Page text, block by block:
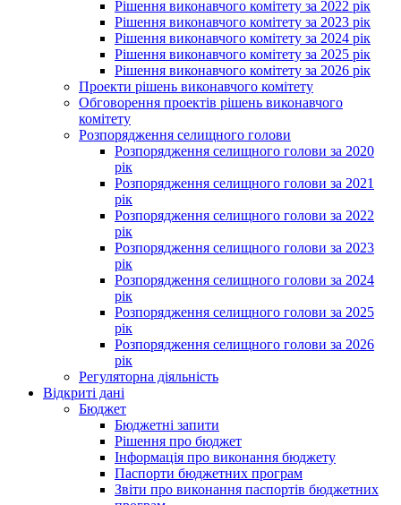
Рішення виконавчого комітету за 2022 рік
Рішення виконавчого комітету за 2023 рік
Рішення виконавчого комітету за 2024 рік
Рішення виконавчого комітету за 2025 рік
Рішення виконавчого комітету за 2026 рік
Проекти рішень виконавчого комітету
Обговорення проектів рішень виконавчого
комітету
Розпорядження селищного голови
Розпорядження селищного голови за 2020
рік
Розпорядження селищного голови за 2021
рік
Розпорядження селищного голови за 2022
рік
Розпорядження селищного голови за 2023
рік
Розпорядження селищного голови за 2024
рік
Розпорядження селищного голови за 2025
рік
Розпорядження селищного голови за 2026
рік
Регуляторна діяльність
Відкриті дані
Бюджет
Бюджетні запити
Рішення про бюджет
Інформація про виконання бюджету
Паспорти бюджетних програм
Звіти про виконання паспортів бюджетних